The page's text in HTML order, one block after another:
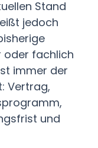
Stand
jedoch
fachlich
immer der
Vertrag,
und